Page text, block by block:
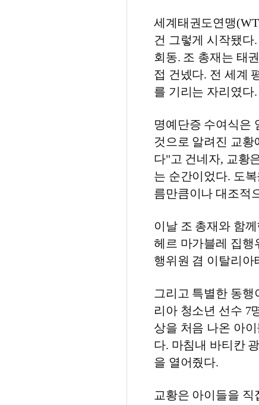
세계태권도연맹
건 그렇게 시작됐다
회동. 조 총재는 태
접 건넸다. 전 세계
를 기리는 자리였다.
명예단증 수여식은
것으로 알려진 교황
다"고 건네자, 교황
는 순간이었다. 도
름만큼이나 대조적
이날 조 총재와 함
헤르 마가블레 집행
행위원 겸 이탈리아
그리고 특별한 동행
리아 청소년 선수 7
상을 처음 나온 아
다. 마침내 바티칸
을 열어줬다.
교황은 아이들을 직